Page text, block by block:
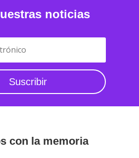
noticias
Suscribir
con la memoria